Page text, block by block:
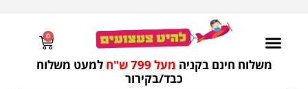
משלוח חינם בקניה מעל 799 ש"ח
למעט משלוח
כבד/בקירור
0